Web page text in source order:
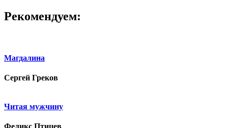
Рекомендуем:
Магдалина
Сергей Греков
Читая мужчину